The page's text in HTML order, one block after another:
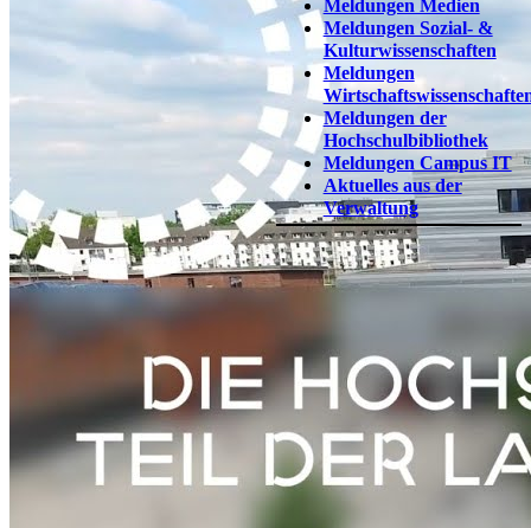
Meldungen Medien
Meldungen Sozial- &
Kulturwissenschaften
Meldungen
Meldungen der
Hochschulbibliothek
Meldungen Campus IT
Aktuelles aus der
Verwaltung​